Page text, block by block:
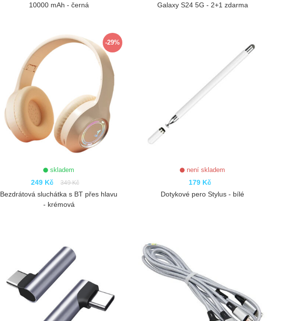
ZOBRAZIT
10000 mAh - černá
Galaxy S24 5G - 2+1 zdarma
-29%
skladem
249 Kč 349 Kč
Bezdrátová sluchátka s BT přes hlavu
- krémová
není skladem
179 Kč
Dotykové pero Stylus - bílé